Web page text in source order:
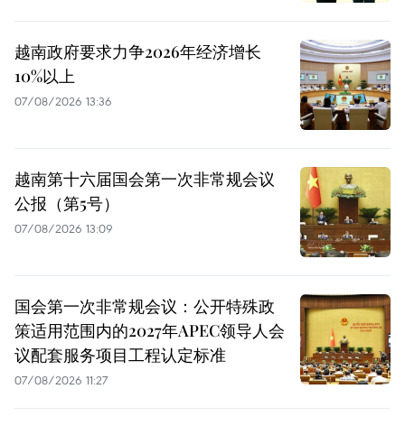
越南政府要求力争2026年经济增长
10%以上
07/08/2026 13:36
越南第十六届国会第一次非常规会议
公报（第5号）
07/08/2026 13:09
国会第一次非常规会议：公开特殊政
策适用范围内的2027年APEC领导人会
议配套服务项目工程认定标准
07/08/2026 11:27